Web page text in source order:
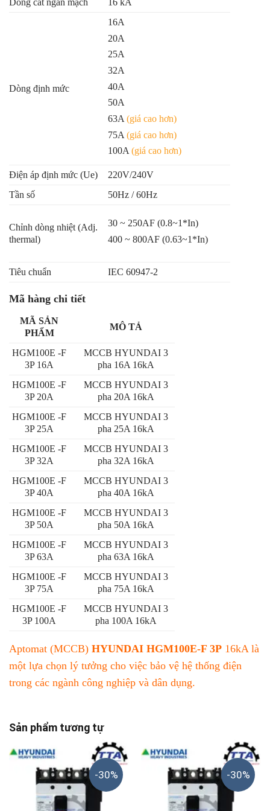
Dòng cắt ngắn mạch 16 kA
Dòng định mức
16A
20A
25A
32A
40A
50A
63A (giá cao hơn)
75A (giá cao hơn)
100A(giá cao hơn)
Điện áp định mức (Ue)
220V/240V
Tần số
50Hz / 60Hz
Chỉnh dòng nhiệt (Adj.
thermal)
30 ~ 250AF (0.8~1*In)
400 ~ 800AF (0.63~1*In)
Tiêu chuẩn IEC 60947-2
Mã hàng chi tiết
MÃ SẢN
PHẨM
MÔ TẢ
HGM100E -F
3P 16A
MCCB HYUNDAI 3
pha 16A 16kA
HGM100E -F
3P 20A
MCCB HYUNDAI 3
pha 20A 16kA
HGM100E -F
3P 25A
MCCB HYUNDAI 3
pha 25A 16kA
HGM100E -F
3P 32A
MCCB HYUNDAI 3
pha 32A 16kA
HGM100E -F
3P 40A
MCCB HYUNDAI 3
pha 40A 16kA
HGM100E -F
3P 50A
MCCB HYUNDAI 3
pha 50A 16kA
HGM100E -F
3P 63A
MCCB HYUNDAI 3
pha 63A 16kA
HGM100E -F
3P 75A
MCCB HYUNDAI 3
pha 75A 16kA
HGM100E -F
3P 100A
MCCB HYUNDAI 3
pha 100A 16kA
Aptomat (MCCB) HYUNDAI HGM100E-F 3P 16kA là
một lựa chọn lý tưởng cho việc bảo vệ hệ thống điện
trong các ngành công nghiệp và dân dụng.
Sản phẩm tương tự
-30% -30%